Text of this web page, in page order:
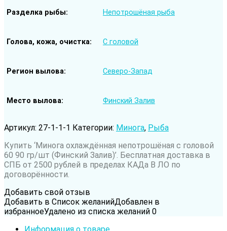
Разделка рыбы Непотрошёная рыба
Голова, кожа, очистка С головой
Регион вылова Северо-Запад
Место вылова Финский Залив
Артикул: 27-1-1-1 Категории: Минога, Рыба
Купить ‘Минога охлаждённая непотрошёная с головой
60 90 гр/шт (Финский Залив)’. Бесплатная доставка в
СПБ от 2500 рублей в пределах КАДа В ЛО по
договорённости.
Добавить свой отзыв
Добавить в Список желанийДобавлен в
избранноеУдалено из списка желаний 0